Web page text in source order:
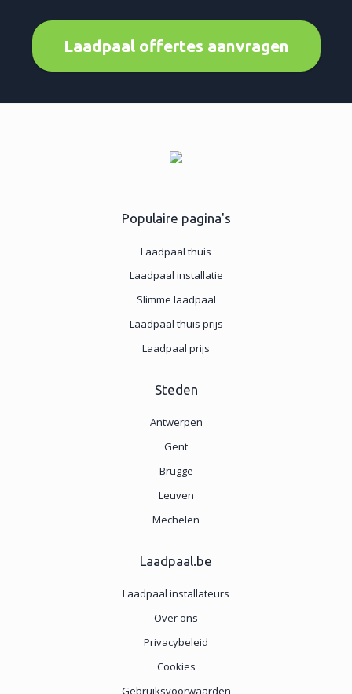
Laadpaal offertes aanvragen
Populaire pagina's
Laadpaal thuis
Laadpaal installatie
Slimme laadpaal
Laadpaal thuis prijs
Laadpaal prijs
Steden
Antwerpen
Gent
Brugge
Leuven
Mechelen
Laadpaal.be
Laadpaal installateurs
Over ons
Privacybeleid
Cookies
Gebruiksvoorwaarden